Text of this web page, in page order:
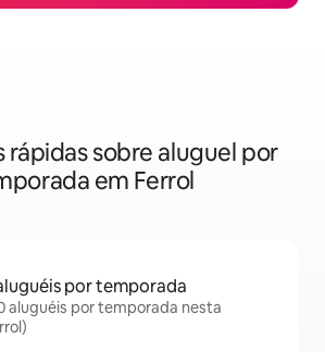
rápidas sobre aluguel por
em Ferrol
por temporada
aluguéis por temporada nesta